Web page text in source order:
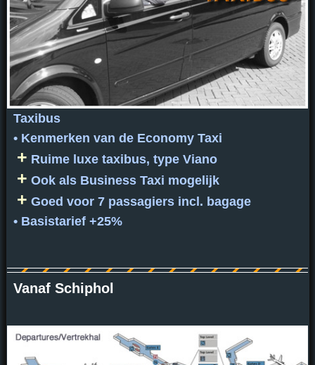
Taxibus
• Kenmerken van de Economy Taxi
+ Ruime luxe taxibus, type Viano
+ Ook als Business Taxi mogelijk
+ Goed voor 7 passagiers incl. bagage
• Basistarief +25%
Vanaf Schiphol